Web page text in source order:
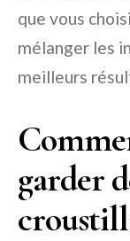
que vous
mélanger les
meilleurs
garder